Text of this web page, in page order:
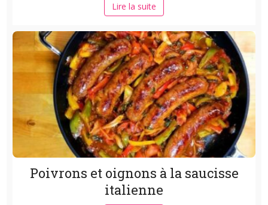
Lire la suite
Poivrons et oignons à la saucisse
italienne